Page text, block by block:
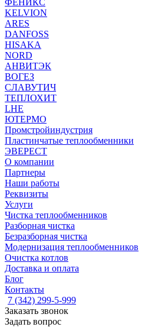
ФЕНИКС
KELVION
ARES
DANFOSS
HISAKA
NORD
АНВИТЭК
ВОГЕЗ
СЛАВУТИЧ
ТЕПЛОХИТ
LHE
ЮТЕРМО
Промстройиндустрия
Пластинчатые теплообменники
ЭВЕРЕСТ
О компании
Партнеры
Наши работы
Реквизиты
Услуги
Чистка теплообменников
Разборная чистка
Безразборная чистка
Модернизация теплообменников
Очистка котлов
Доставка и оплата
Блог
Контакты
7 (342) 299-5-999
Заказать звонок
Задать вопрос